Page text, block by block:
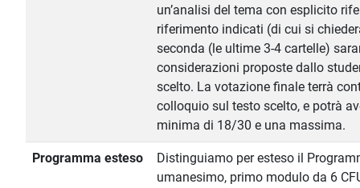
un’analisi del tema con esplicito
riferimento indicati (di cui si
seconda (le ultime 3-4 cartelle)
considerazioni proposte dallo
scelto. La votazione finale terrà
colloquio sul testo scelto, e potrà
minima di 18/30 e una massima.
Programma esteso
Distinguiamo per esteso il
umanesimo, primo modulo da 6